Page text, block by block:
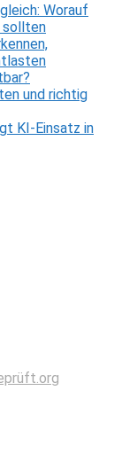
Worauf
sollten
und richtig
KI-Einsatz in